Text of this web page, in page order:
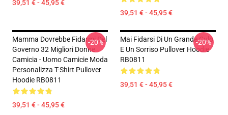
39,51 € - 45,95 €
39,51 € - 45,95 €
Mamma Dovrebbe Fidarmi Del
Governo 32 Migliori Donne
Camicia - Uomo Camicie Moda
Personalizza T-Shirt Pullover
Hoodie RB0811
39,51 € - 45,95 €
-20%
Mai Fidarsi Di Un Grande Culo
E Un Sorriso Pullover Hoodie
RB0811
39,51 € - 45,95 €
-20%